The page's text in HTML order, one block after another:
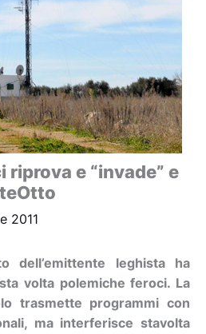
riprova e “invade” e
2011
dell’emittente leghista ha
volta polemiche feroci. La
trasmette programmi con
ma interferisce stavolta